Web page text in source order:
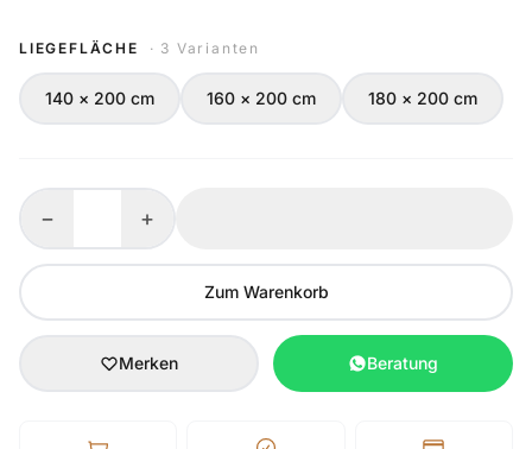
LIEGEFLÄCHE · 3 Varianten
140 × 200 cm 160 × 200 cm 180 × 200 cm
− +
Zum Warenkorb
Merken Beratung